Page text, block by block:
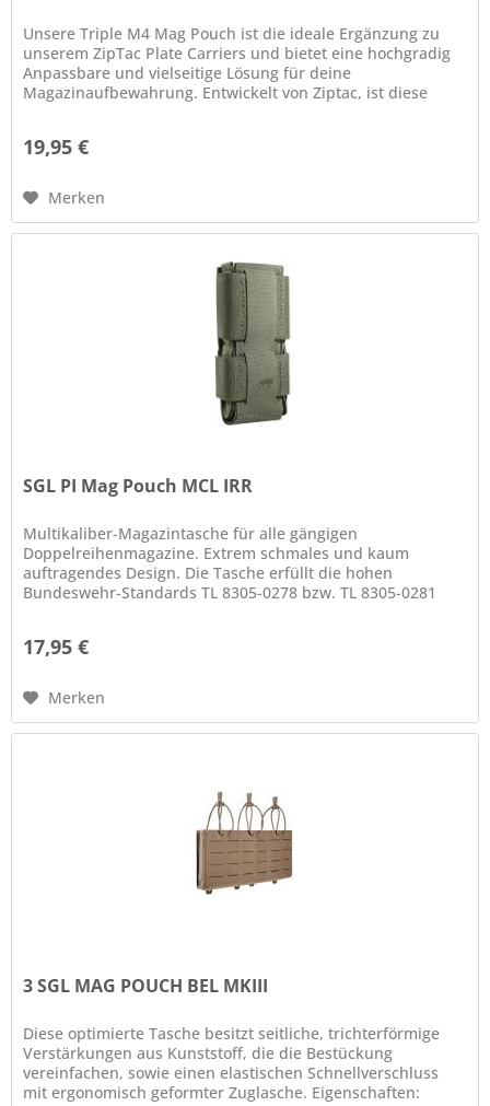
Unsere Triple M4 Mag Pouch ist die ideale Ergänzung zu
unserem ZipTac Plate Carriers und bietet eine hochgradig
Anpassbare und vielseitige Lösung für deine
Magazinaufbewahrung. Entwickelt von Ziptac, ist diese
19,95 €
Merken
SGL PI Mag Pouch MCL IRR
Multikaliber-Magazintasche für alle gängigen
Doppelreihenmagazine. Extrem schmales und kaum
auftragendes Design. Die Tasche erfüllt die hohen
Bundeswehr-Standards TL 8305-0278 bzw. TL 8305-0281
17,95 €
Merken
3 SGL MAG POUCH BEL MKIII
Diese optimierte Tasche besitzt seitliche, trichterförmige
Verstärkungen aus Kunststoff, die die Bestückung
vereinfachen, sowie einen elastischen Schnellverschluss
mit ergonomisch geformter Zuglasche. Eigenschaften: